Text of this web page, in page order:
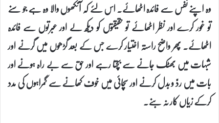
وہ اپنے نفس سے فائدہ اٹھائے۔ اس لئے کہ آنکھوں والا وہ ہے جو سنے
تو غور کرے اور نظر اٹھائے تو حقیقتوں کو دیکھ لے اور عبرتوں سے فائدہ
اٹھائے۔ پھر واضح راستہ اختیار کرے جس کے بعد گڑھوں میں گرنے اور
شبہات میں بھٹک جانے سے بچتا رہے اور حق سے بے راہ ہونے اور
بات میں ردّ و بدل کرنے اور سچائی میں خوف کھانے سے گمراہوں کی مدد
کرکے زیاں کار نہ بنے۔